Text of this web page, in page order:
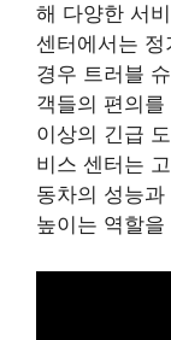
해 다양한 서
센터에서는
경우 트러블
객들의 편의
이상의 긴급
비스 센터는
동차의 성능
높이는 역할을